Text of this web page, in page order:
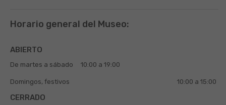
Horario general del Museo:
ABIERTO
De martes a sábado 10:00 a 19:00
Domingos, festivos 10:00 a 15:00
CERRADO